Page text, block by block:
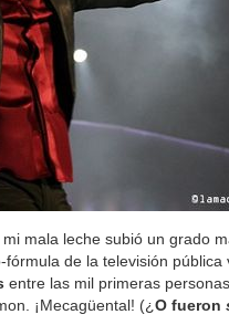
mala leche subió un grado
fórmula de la televisión
entre las mil primeras
¡Mecagüental! (¿O fueron